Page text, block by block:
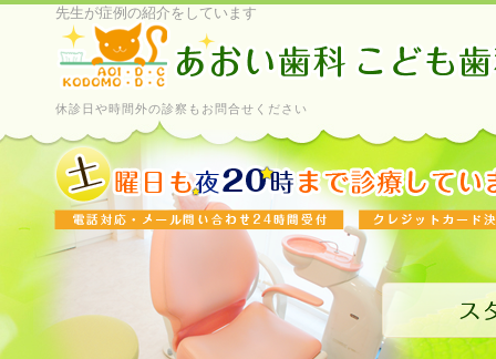
先生が症例の紹介をしています
休診日や時間外の診察もお問合せください